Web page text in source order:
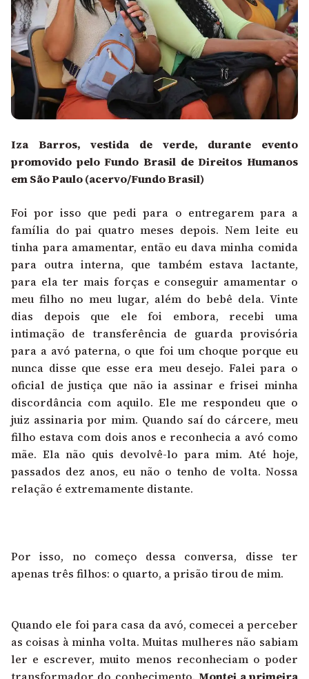
Iza Barros, vestida de verde, durante evento
promovido pelo Fundo Brasil de Direitos Humanos
em São Paulo (acervo/Fundo Brasil)
Foi por isso que pedi para o entregarem para a
família do pai quatro meses depois. Nem leite eu
tinha para amamentar, então eu dava minha comida
para outra interna, que também estava lactante,
para ela ter mais forças e conseguir amamentar o
meu filho no meu lugar, além do bebê dela. Vinte
dias depois que ele foi embora, recebi uma
intimação de transferência de guarda provisória
para a avó paterna, o que foi um choque porque eu
nunca disse que esse era meu desejo. Falei para o
oficial de justiça que não ia assinar e frisei minha
discordância com aquilo. Ele me respondeu que o
juiz assinaria por mim. Quando saí do cárcere, meu
filho estava com dois anos e reconhecia a avó como
mãe. Ela não quis devolvê-lo para mim. Até hoje,
passados dez anos, eu não o tenho de volta. Nossa
relação é extremamente distante.
Por isso, no começo dessa conversa, disse ter
apenas três filhos: o quarto, a prisão tirou de mim.
Quando ele foi para casa da avó, comecei a perceber
as coisas à minha volta. Muitas mulheres não sabiam
ler e escrever, muito menos reconheciam o poder